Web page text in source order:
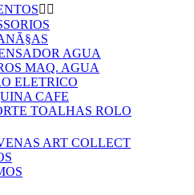
 
AGUA
MAQ. AGUA
ELETRICO
CAFE
TOALHAS ROLO
ART COLLECT